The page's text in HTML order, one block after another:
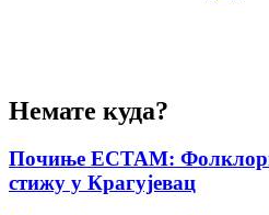
Немате куда?
Почиње ЕСТАМ:
стижу у Крагујевац